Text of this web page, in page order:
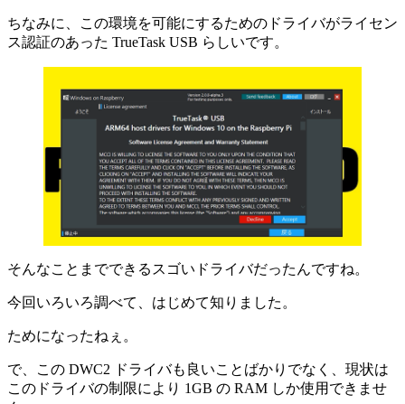
ちなみに、この環境を可能にするためのドライバがライセン
ス認証のあった TrueTask USB らしいです。
そんなことまでできるスゴいドライバだったんですね。
今回いろいろ調べて、はじめて知りました。
ためになったねぇ。
で、この DWC2 ドライバも良いことばかりでなく、現状は
このドライバの制限により 1GB の RAM しか使用できませ